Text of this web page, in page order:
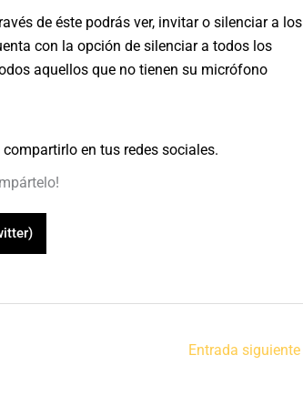
de éste podrás ver, invitar o silenciar a los
con la opción de silenciar a todos los
aquellos que no tienen su micrófono
en tus redes sociales.
Entrada siguiente